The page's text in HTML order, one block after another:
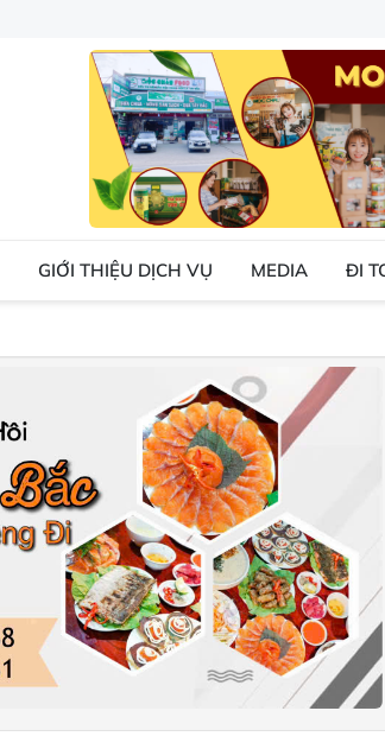
GIỚI THIỆU DỊCH VỤ MEDIA ĐI